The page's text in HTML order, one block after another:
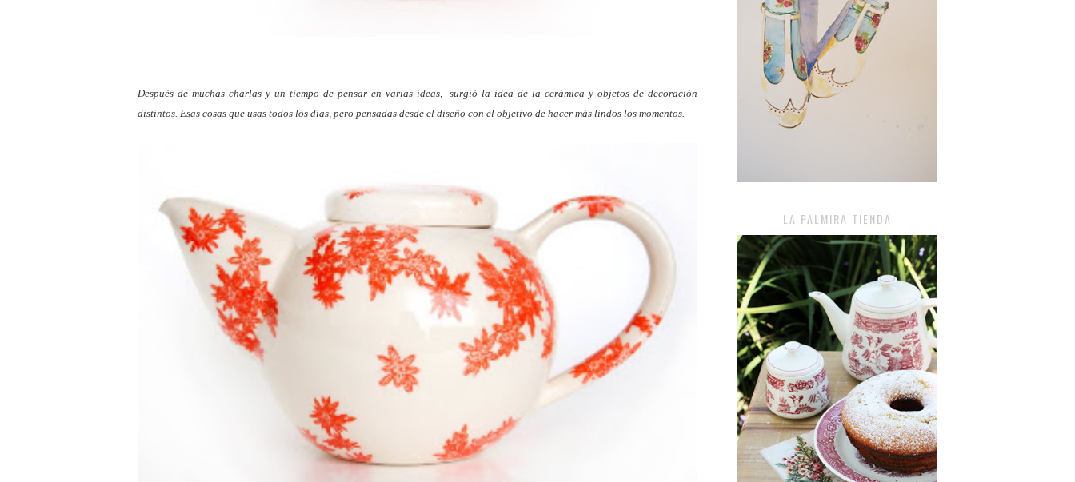
Después de muchas charlas y un tiempo de pensar en varias ideas, surgió la idea de la cerámica y objetos de decoración
distintos. Esas cosas que usas todos los días, pero pensadas desde el diseño con el objetivo de hacer más lindos los momentos.
LA PALMIRA TIENDA